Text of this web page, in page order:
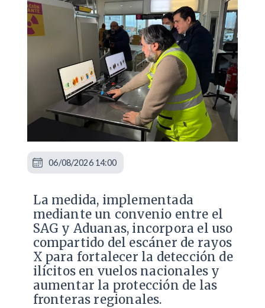
La medida, implementada
mediante un convenio entre el
SAG y Aduanas, incorpora el uso
compartido del escáner de rayos
X para fortalecer la detección de
ilícitos en vuelos nacionales y
aumentar la protección de las
fronteras regionales.
06/08/2026 14:00